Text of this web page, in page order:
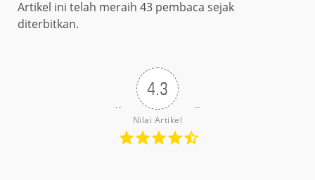
Artikel ini telah meraih 43 pembaca sejak
diterbitkan.
4.3
Nilai Artikel